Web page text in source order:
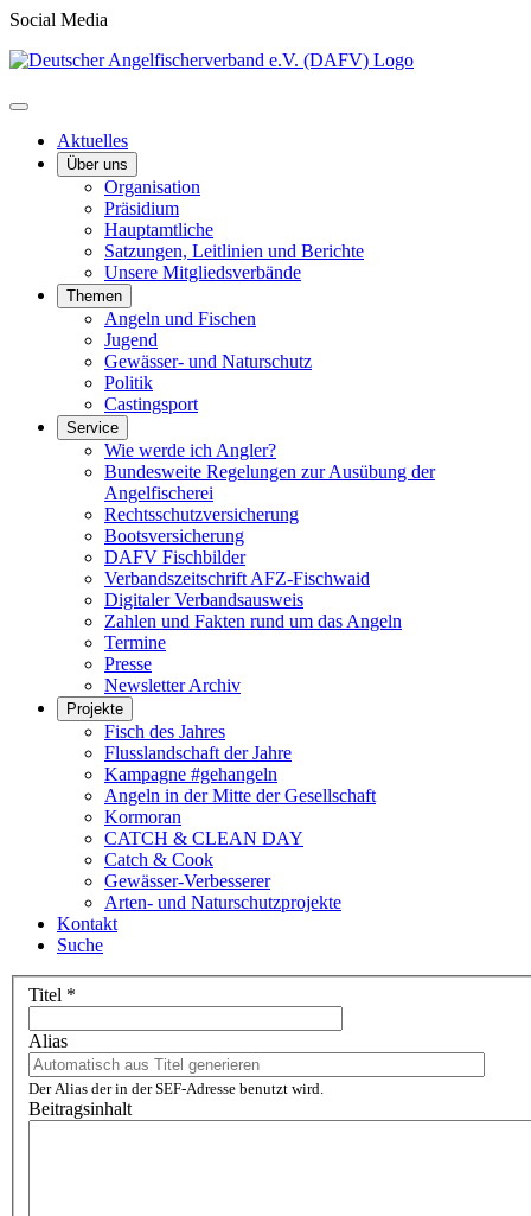
Social Media
Aktuelles
Über uns
Organisation
Präsidium
Hauptamtliche
Satzungen, Leitlinien und Berichte
Unsere Mitgliedsverbände
Themen
Angeln und Fischen
Jugend
Gewässer- und Naturschutz
Politik
Castingsport
Service
Wie werde ich Angler?
Bundesweite Regelungen zur Ausübung der
Angelfischerei
Rechtsschutzversicherung
Bootsversicherung
DAFV Fischbilder
Verbandszeitschrift AFZ-Fischwaid
Digitaler Verbandsausweis
Zahlen und Fakten rund um das Angeln
Termine
Presse
Newsletter Archiv
Projekte
Fisch des Jahres
Flusslandschaft der Jahre
Kampagne #gehangeln
Angeln in der Mitte der Gesellschaft
Kormoran
CATCH & CLEAN DAY
Catch & Cook
Gewässer-Verbesserer
Arten- und Naturschutzprojekte
Kontakt
Suche
Titel *
Alias
Der Alias der in der SEF-Adresse benutzt wird.
Beitragsinhalt